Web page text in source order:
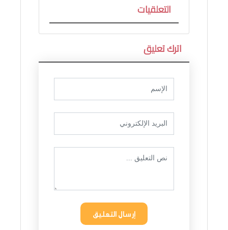
التعلقيات
اترك تعليق
إرسال التعليق